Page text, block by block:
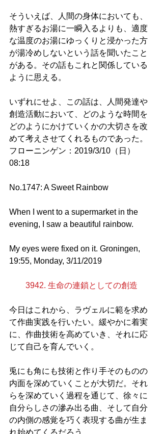
そういえば、人間の身体においても、
熱すぎるお湯に一瞬入るよりも、適度
な温度のお湯にゆっくりと浸かった方
が湯冷めしないという話を聞いたこと
がある。その話もこれと関係している
ように思える。
いずれにせよ、この話は、人間発達や
創造活動において、どのような時間を
どのようにかけていくかの大切さを改
めて考えさせてくれるものであった。
フローニンゲン：2019/3/10（日）
08:18
No.1747: A Sweet Rainbow
When I went to a supermarket in the
evening, I saw a beautiful rainbow.
My eyes were fixed on it. Groningen,
19:55, Monday, 3/11/2019
3942. 生命の連鎖としての創造
今日はこれから、ラヴェルに範を求め
て作曲実践を行いたい。緩やかに着実
に、作曲技術を高めていき、それに応
じて自己を育んでいく。
兎にも角にも技術と作り手そのものの
内面を深めていくことが大切だ。それ
らを深めていく過程を通じて、徐々に
自分らしさの滲み出る曲、そして自分
の内側の感覚を巧く表現する曲が生ま
れ始めてくるだろう。